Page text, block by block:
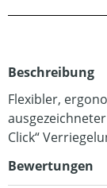
Beschreibung
Flexibler,
Click“
Bewertungen